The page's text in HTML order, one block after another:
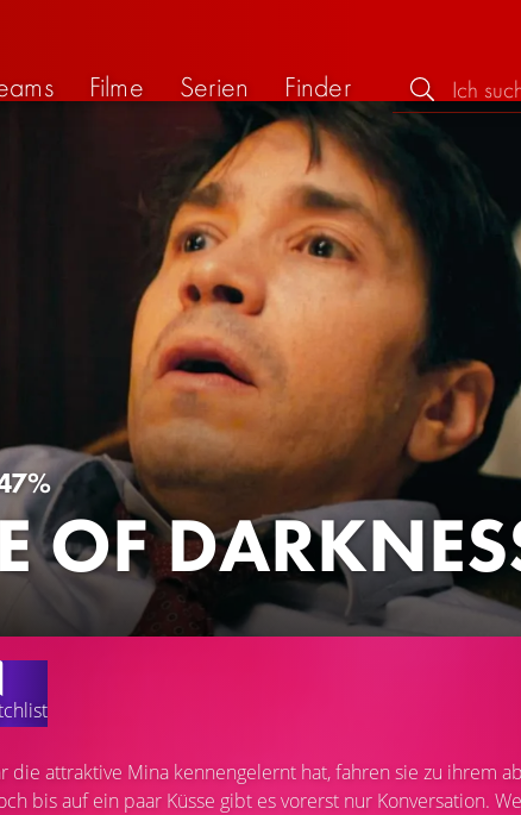
Filme Serien Finder
OF
die attraktive Mina kennengelernt hat, fahren sie zu ihrem
bis auf ein paar Küsse gibt es vorerst nur Konversation.